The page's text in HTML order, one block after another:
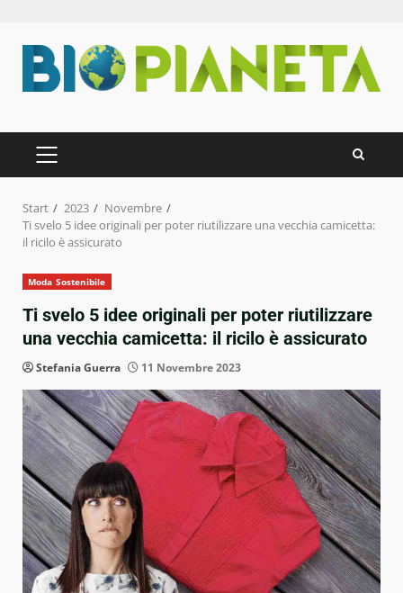
Inhalt
springen
PRIMÄRES
MENÜ
Start 2023
Novembre
Ti svelo 5 idee originali per poter riutilizzare una vecchia camicetta:
il ricilo è assicurato
Moda Sostenibile
Ti svelo 5 idee originali per poter riutilizzare
una vecchia camicetta: il ricilo è assicurato
Stefania Guerra 11 Novembre 2023